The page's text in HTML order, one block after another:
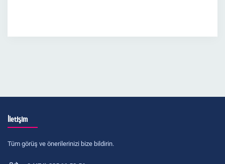
İletişim
Tüm görüş ve önerilerinizi bize bildirin.